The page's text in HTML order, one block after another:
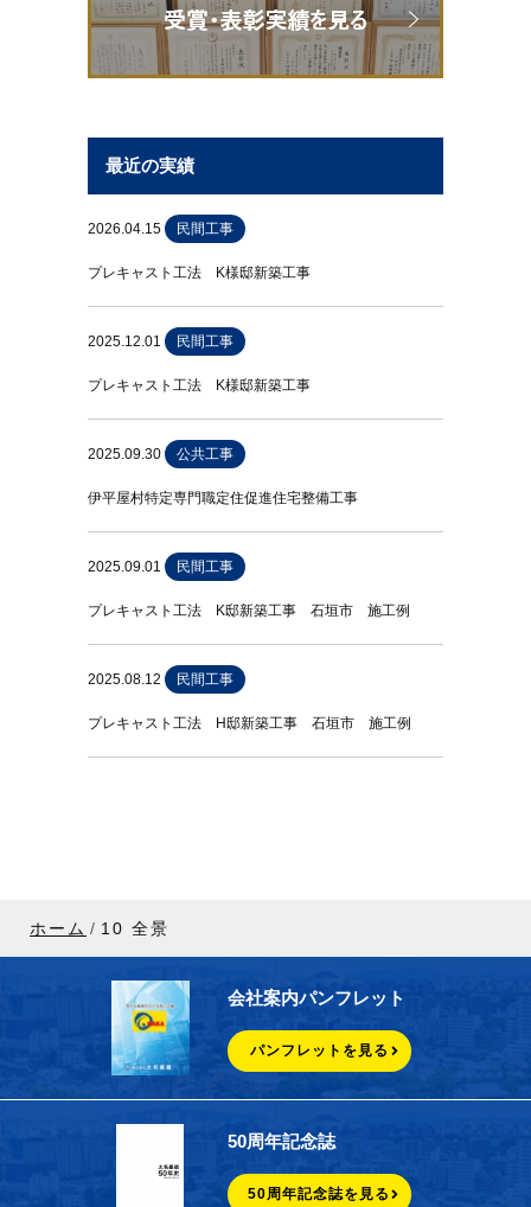
最近の実績
2026.04.15 民間工事
プレキャスト工法 K様邸新築工事
2025.12.01 民間工事
プレキャスト工法 K様邸新築工事
2025.09.30 公共工事
伊平屋村特定専門職定住促進住宅整備工事
2025.09.01 民間工事
プレキャスト工法 K邸新築工事 石垣市 施工例
2025.08.12 民間工事
プレキャスト工法 H邸新築工事 石垣市 施工例
ホーム 10 全景
会社案内パンフレット
パンフレットを見る
50周年記念誌
50周年記念誌を見る